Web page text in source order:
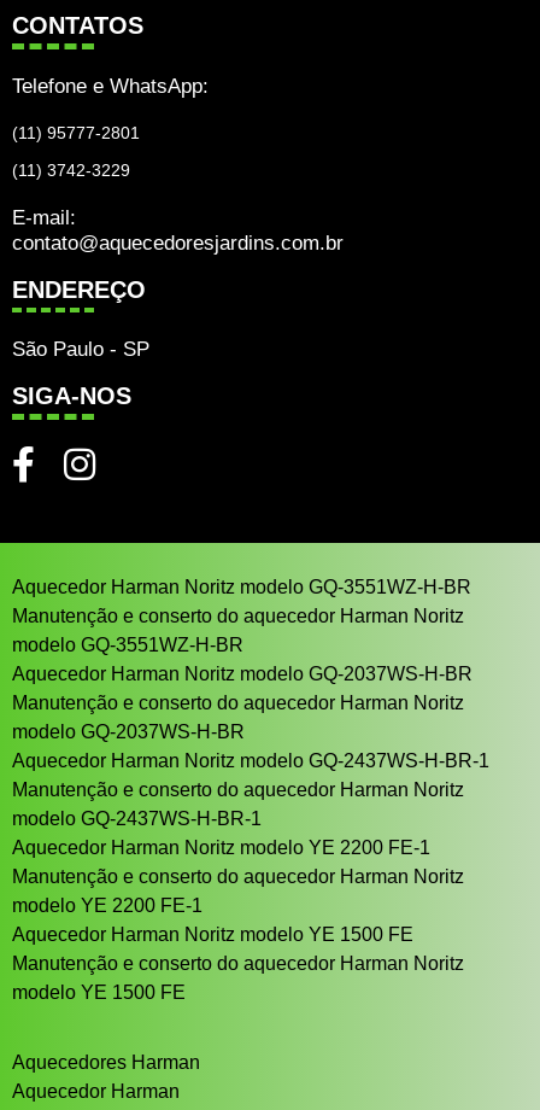
CONTATOS
Telefone e WhatsApp:
(11) 95777-2801
(11) 3742-3229
E-mail:
contato@aquecedoresjardins.com.br
ENDEREÇO
São Paulo - SP
SIGA-NOS
Aquecedor Harman Noritz modelo GQ-3551WZ-H-BR
Manutenção e conserto do aquecedor Harman Noritz
modelo GQ-3551WZ-H-BR
Aquecedor Harman Noritz modelo GQ-2037WS-H-BR
Manutenção e conserto do aquecedor Harman Noritz
modelo GQ-2037WS-H-BR
Aquecedor Harman Noritz modelo GQ-2437WS-H-BR-1
Manutenção e conserto do aquecedor Harman Noritz
modelo GQ-2437WS-H-BR-1
Aquecedor Harman Noritz modelo YE 2200 FE-1
Manutenção e conserto do aquecedor Harman Noritz
modelo YE 2200 FE-1
Aquecedor Harman Noritz modelo YE 1500 FE
Manutenção e conserto do aquecedor Harman Noritz
modelo YE 1500 FE
Aquecedores Harman
Aquecedor Harman